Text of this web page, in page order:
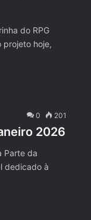
do RPG
projeto hoje,
0 201
2026
Parte da
dedicado à